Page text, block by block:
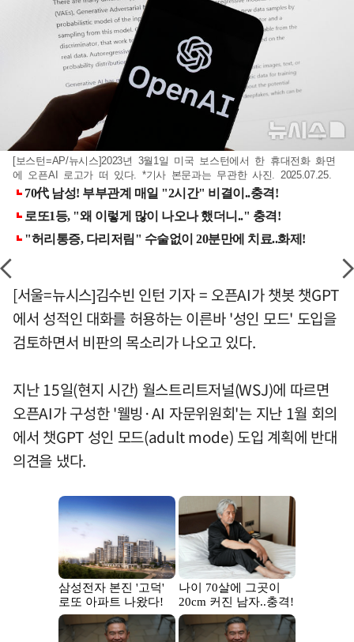
[보스턴=AP/뉴시스]2023년 3월1일 미국 보스턴에서 한 휴대전화 화면
에 오픈AI 로고가 떠 있다. *기사 본문과는 무관한 사진. 2025.07.25.
[서울=뉴시스]김수빈 인턴 기자 = 오픈AI가 챗봇 챗GPT
에서 성적인 대화를 허용하는 이른바 '성인 모드' 도입을
검토하면서 비판의 목소리가 나오고 있다.
지난 15일(현지 시간) 월스트리트저널(WSJ)에 따르면
오픈AI가 구성한 '웰빙·AI 자문위원회'는 지난 1월 회의
에서 챗GPT 성인 모드(adult mode) 도입 계획에 반대
의견을 냈다.